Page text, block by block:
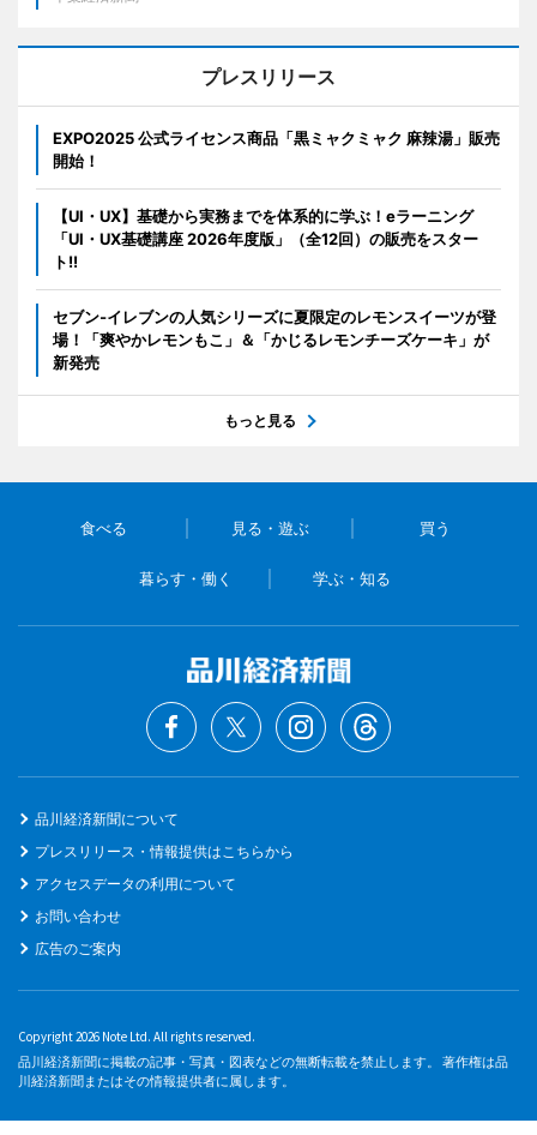
プレスリリース
EXPO2025 公式ライセンス商品「黒ミャクミャク 麻辣湯」販売
開始！
【UI・UX】基礎から実務までを体系的に学ぶ！eラーニング
「UI・UX基礎講座 2026年度版」（全12回）の販売をスター
ト!!
セブン‐イレブンの人気シリーズに夏限定のレモンスイーツが登
場！「爽やかレモンもこ」＆「かじるレモンチーズケーキ」が
新発売
もっと見る
食べる 見る・遊ぶ 買う
暮らす・働く 学ぶ・知る
品川経済新聞について
プレスリリース・情報提供はこちらから
アクセスデータの利用について
お問い合わせ
広告のご案内
Copyright 2026 Note Ltd. All rights reserved.
品川経済新聞に掲載の記事・写真・図表などの無断転載を禁止します。 著作権は品
川経済新聞またはその情報提供者に属します。